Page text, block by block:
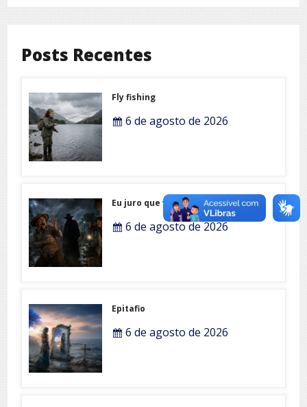
Posts Recentes
Fly fishing
6 de agosto de 2026
Eu juro que vi!
6 de agosto de 2026
Epitafio
6 de agosto de 2026